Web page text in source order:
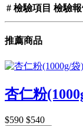
# 檢驗項目 檢驗
推薦商品
杏仁粉
$590 $540